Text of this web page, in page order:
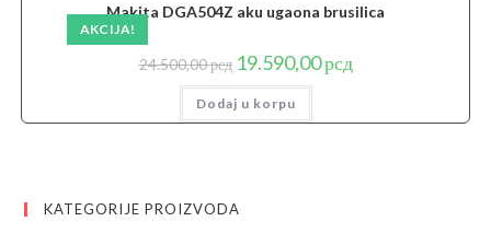
AKCIJA!
Makita DGA504Z aku ugaona brusilica
24.500,00рсд Originalna
cena
je
bila:
24.500,00 рсд.
19.590,00рсдTrenutna
cena
Dodaj u korpu
KATEGORIJE PROIZVODA